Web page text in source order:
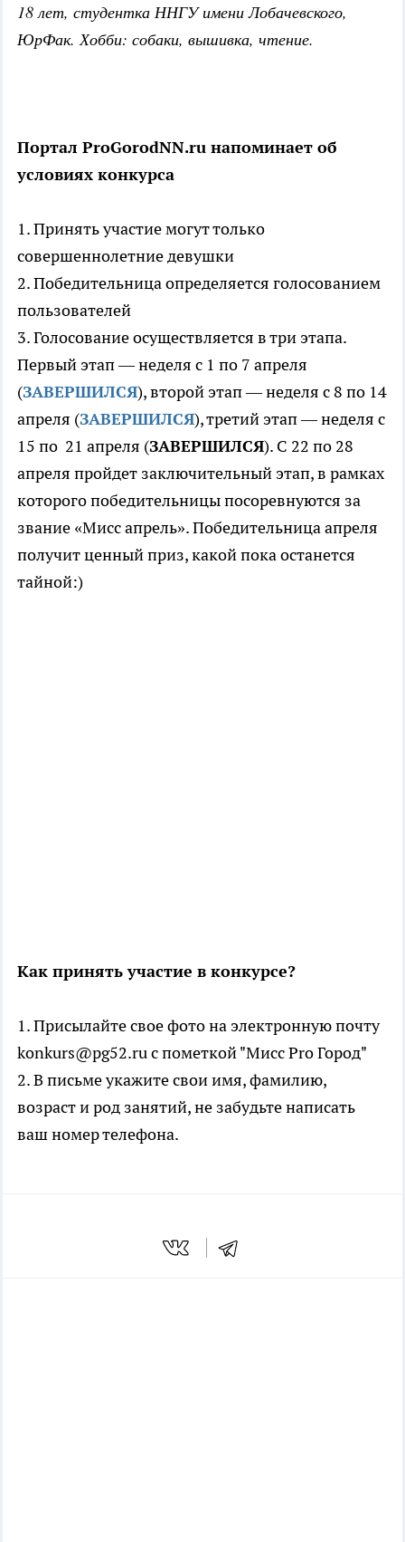
18 лет, студентка ННГУ имени Лобачевского,
ЮрФак. Хобби: собаки, вышивка, чтение.
Портал ProGorodNN.ru напоминает об
условиях конкурса
1. Принять участие могут только
совершеннолетние девушки
2. Победительница определяется голосованием
пользователей
3. Голосование осуществляется в три этапа.
Первый этап — неделя с 1 по 7 апреля
(ЗАВЕРШИЛСЯ), второй этап — неделя с 8 по 14
апреля (ЗАВЕРШИЛСЯ), третий этап — неделя с
15 по 21 апреля (ЗАВЕРШИЛСЯ). С 22 по 28
апреля пройдет заключительный этап, в рамках
которого победительницы посоревнуются за
звание «Мисс апрель». Победительница апреля
получит ценный приз, какой пока останется
тайной:)
Как принять участие в конкурсе?
1. Присылайте свое фото на электронную почту
konkurs@pg52.ru c пометкой "Мисс Pro Город"
2. В письме укажите свои имя, фамилию,
возраст и род занятий, не забудьте написать
ваш номер телефона.